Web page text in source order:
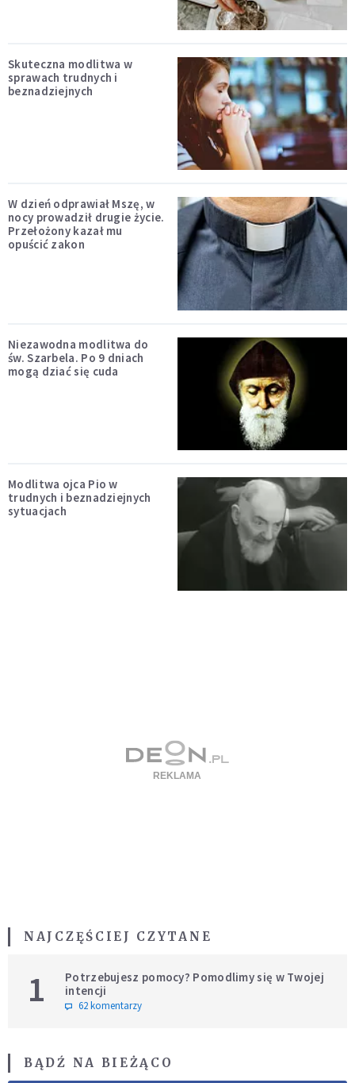
Skuteczna modlitwa w
sprawach trudnych i
beznadziejnych
W dzień odprawiał Mszę, w
nocy prowadził drugie życie.
Przełożony kazał mu
opuścić zakon
Niezawodna modlitwa do
św. Szarbela. Po 9 dniach
mogą dziać się cuda
Modlitwa ojca Pio w
trudnych i beznadziejnych
sytuacjach
NAJCZĘŚCIEJ CZYTANE
1
Potrzebujesz pomocy? Pomodlimy się w Twojej
intencji
62 komentarzy
BĄDŹ NA BIEŻĄCO